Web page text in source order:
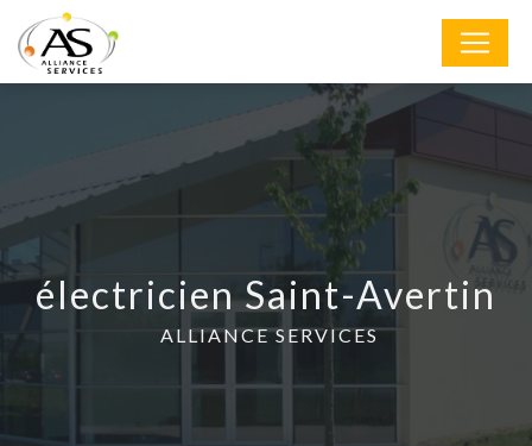
électricien Saint-Avertin
ALLIANCE SERVICES
Panneau de gestion des cookies